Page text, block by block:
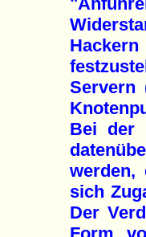
Servern
Bei der
werden,
sich
Der